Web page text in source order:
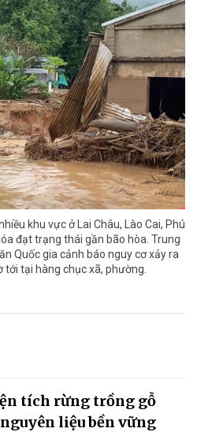
khu vực ở Lai Châu, Lào Cai, Phú
đạt trạng thái gần bão hòa. Trung
Quốc gia cảnh báo nguy cơ xảy ra
tại hàng chục xã, phường.
tích rừng trồng gỗ
liệu bền vững